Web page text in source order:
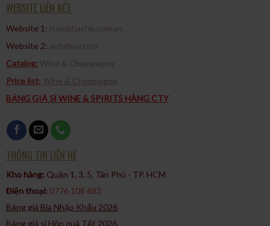
WEBSITE LIÊN KẾT:
Website 1: ruouphache.com.vn
Website 2: anhahuy.com
Catalog: Wine & Champagne
Price list: Wine & Champagne
BẢNG GIÁ SỈ WINE & SPIRITS HÀNG CTY
THÔNG TIN LIÊN HỆ
Kho hàng: Quận 1, 3, 5, Tân Phú - TP. HCM​
Điện thoại: 0776 108 683
Bảng giá Bia Nhập Khẩu 2026
Bảng giá sỉ Hộp quà Tết 2026